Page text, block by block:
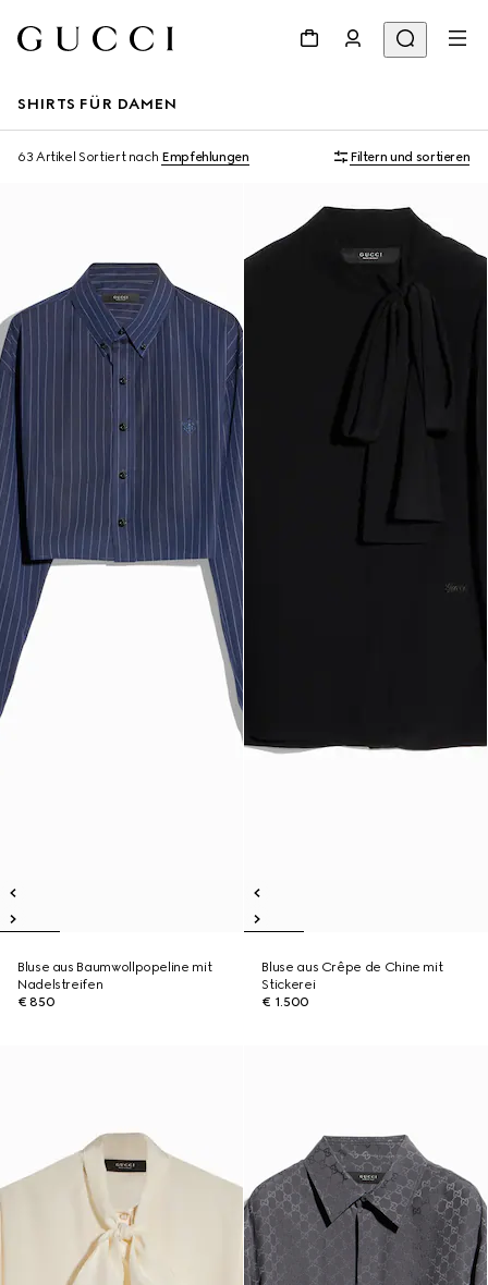
SHIRTS FÜR DAMEN
63 Artikel Sortiert nach Empfehlungen Filtern und sortieren
Bluse aus Baumwollpopeline mit
Nadelstreifen
€ 850
Bluse aus Crêpe de Chine mit
Stickerei
€ 1.500